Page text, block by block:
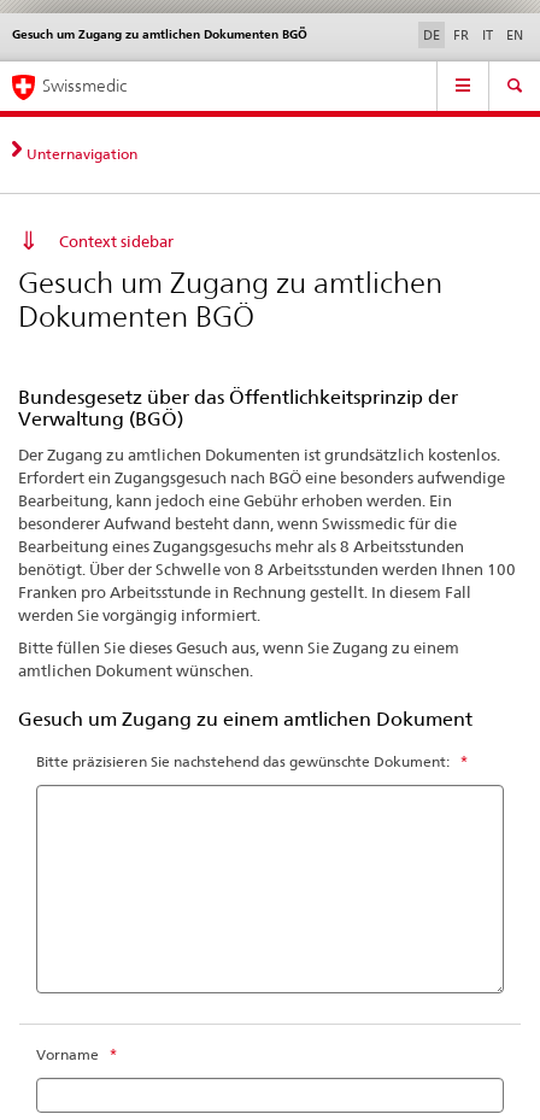
Direktnavigation
News,
Rechtsgrundlagen,
Kontakt
News & Updates Kontakt | Support & Hilfe
Gesuch um Zugang zu amtlichen Dokumenten BGÖ
Sprachwahl DE FR IT EN
Service
Hauptnavigation
Swissmedic
Unternavigation
Context sidebar
Gesuch um Zugang zu amtlichen
Dokumenten BGÖ
Bundesgesetz über das Öffentlichkeitsprinzip der
Verwaltung (BGÖ)
Der Zugang zu amtlichen Dokumenten ist grundsätzlich kostenlos.
Erfordert ein Zugangsgesuch nach BGÖ eine besonders aufwendige
Bearbeitung, kann jedoch eine Gebühr erhoben werden. Ein
besonderer Aufwand besteht dann, wenn Swissmedic für die
Bearbeitung eines Zugangsgesuchs mehr als 8 Arbeitsstunden
benötigt. Über der Schwelle von 8 Arbeitsstunden werden Ihnen 100
Franken pro Arbeitsstunde in Rechnung gestellt. In diesem Fall
werden Sie vorgängig informiert.
Bitte füllen Sie dieses Gesuch aus, wenn Sie Zugang zu einem
amtlichen Dokument wünschen.
Gesuch um Zugang zu einem amtlichen Dokument
Bitte präzisieren Sie nachstehend das gewünschte Dokument: *
Vorname *